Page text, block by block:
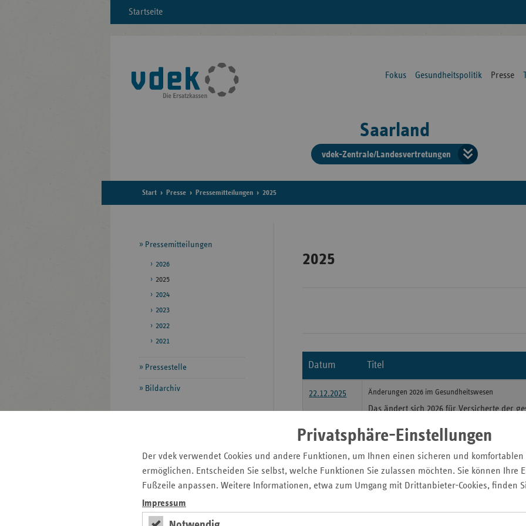
Privatsphäre-Einstellungen
Der vdek verwendet Cookies und andere Funktionen, um Ihnen einen sicheren und
ermöglichen. Entscheiden Sie selbst, welche Funktionen Sie zulassen möchten. Sie können Ihre
Fußzeile anpassen. Weitere Informationen, etwa zum Umgang mit Drittanbieter-Cookies, finden
Impressum
Startseite
Fokus Gesundheitspolitik Presse
Saarland
vdek-Zentrale/Landesvertretungen
der
Start Presse Pressemitteilungen 2025
2025
Datum Titel
22.12.2025 Änderungen 2026 im Gesundheitswesen
Das ändert sich 2026 für Versicherte der
15.10.2025 vdek-Basisdaten Saarland
Seitennavigation
Pressemitteilungen
2026
2025
2024
2023
2022
2021
Pressestelle
Bildarchiv
weiteren
Informationen
Fokus-Themen
Kontakt und Anfahrt
Pressemitteilungen
Ansprechpartner
Veranstaltungen